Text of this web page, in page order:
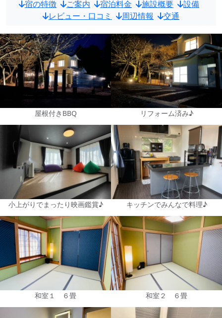
宿の特徴 ご案内 宿泊料金 施設概要
設備
レビュー・口コミ
周辺情報 交通
屋根付きBBQ リフォーム済み♪
小上がりでまったり映画鑑賞♪ キッチンでみんなで料理♪
和室１ ６畳 和室２ ６畳